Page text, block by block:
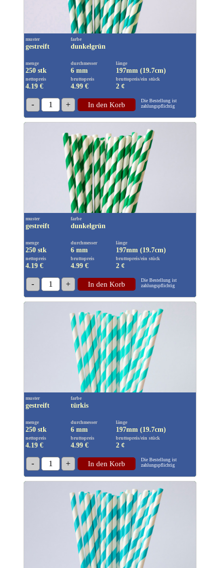
muster
gestreift
farbe
dunkelgrün
menge
250 stk
durchmesser
6 mm
länge
197mm (19.7cm)
nettopreis
4.19 €
bruttopreis
4.99 €
bruttopreis/ein stück
2 ¢
- 1 + In den Korb
Die Bestellung ist
zahlungspflichtig
muster
gestreift
farbe
dunkelgrün
menge
250 stk
durchmesser
6 mm
länge
197mm (19.7cm)
nettopreis
4.19 €
bruttopreis
4.99 €
bruttopreis/ein stück
2 ¢
- 1 + In den Korb
Die Bestellung ist
zahlungspflichtig
muster
gestreift
farbe
türkis
menge
250 stk
durchmesser
6 mm
länge
197mm (19.7cm)
nettopreis
4.19 €
bruttopreis
4.99 €
bruttopreis/ein stück
2 ¢
- 1 + In den Korb
Die Bestellung ist
zahlungspflichtig